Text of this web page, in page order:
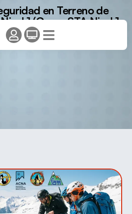
en Terreno de
1 (Curso STA Nivel 1
Benasque)